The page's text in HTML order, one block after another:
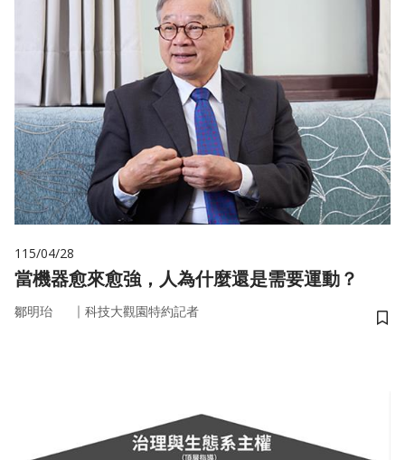
115/04/28
當機器愈來愈強，人為什麼還是需要運動？
鄒明珆 ｜ 科技大觀園特約記者
儲